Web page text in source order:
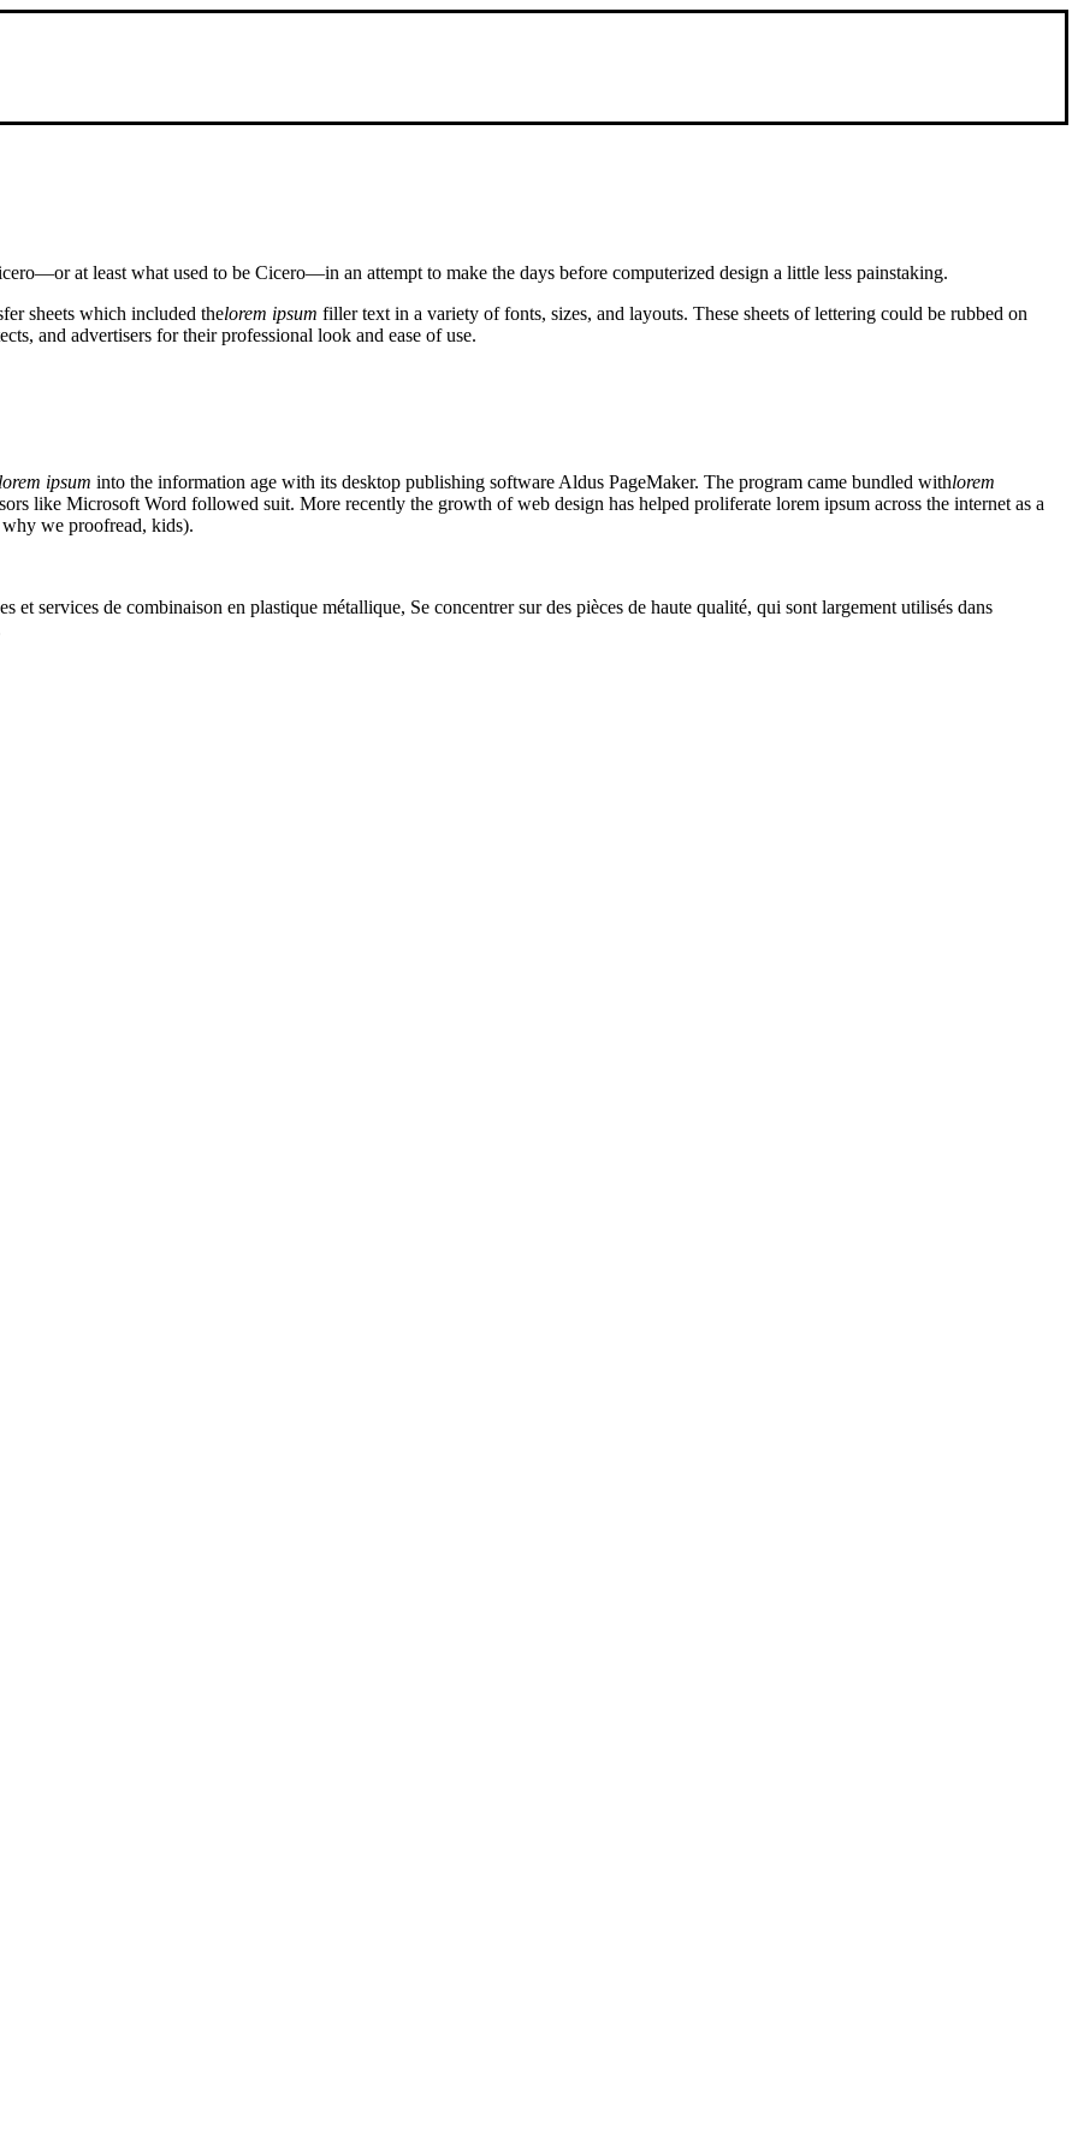
at least what used to be Cicero—in an attempt to make the days before computerized design a little less painstaking.
sheets which included thelorem ipsum filler text in a variety of fonts, sizes, and layouts. These sheets of lettering could be rubbed on
, and advertisers for their professional look and ease of use.
lorem ipsum into the information age with its desktop publishing software Aldus PageMaker. The program came bundled withlorem
like Microsoft Word followed suit. More recently the growth of web design has helped proliferate lorem ipsum across the internet as a
we proofread, kids).
services de combinaison en plastique métallique, Se concentrer sur des pièces de haute qualité, qui sont largement utilisés dans
Comté de Huidong, Ville de Huizhou，Province du Guangdong